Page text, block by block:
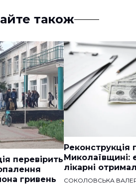
також
перевірить
гривень
Реконструкція
Миколаївщині:
лікарні
СОКОЛОВСЬКА